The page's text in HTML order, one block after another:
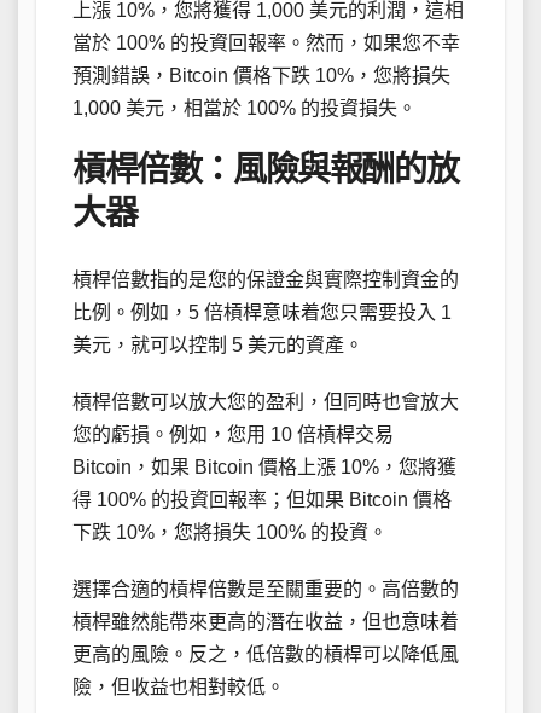
上漲 10%，您將獲得 1,000 美元的利潤，這相
當於 100% 的投資回報率。然而，如果您不幸
預測錯誤，Bitcoin 價格下跌 10%，您將損失
1,000 美元，相當於 100% 的投資損失。
槓桿倍數：風險與報酬的放
大器
槓桿倍數指的是您的保證金與實際控制資金的
比例。例如，5 倍槓桿意味着您只需要投入 1
美元，就可以控制 5 美元的資產。
槓桿倍數可以放大您的盈利，但同時也會放大
您的虧損。例如，您用 10 倍槓桿交易
Bitcoin，如果 Bitcoin 價格上漲 10%，您將獲
得 100% 的投資回報率；但如果 Bitcoin 價格
下跌 10%，您將損失 100% 的投資。
選擇合適的槓桿倍數是至關重要的。高倍數的
槓桿雖然能帶來更高的潛在收益，但也意味着
更高的風險。反之，低倍數的槓桿可以降低風
險，但收益也相對較低。